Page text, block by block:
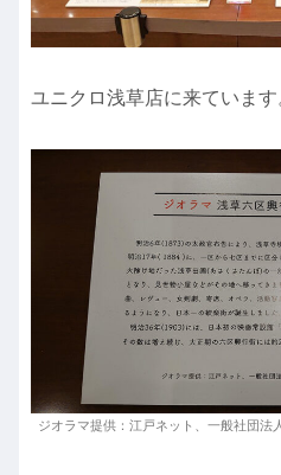
ユニクロ浅草店に来ています
ジオラマ提供：江戸ネット、一般社団法